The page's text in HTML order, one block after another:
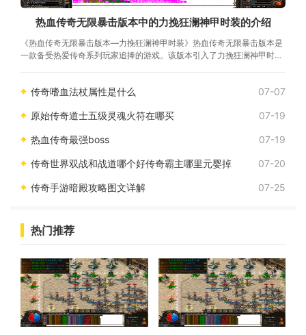
热血传奇无限暴击版本中的力挽狂澜神甲时装的介绍
《热血传奇无限暴击版本—力挽狂澜神甲时装》热血传奇无限暴击版本是
一款备受热爱传奇系列玩家追捧的游戏。该版本引入了力挽狂澜神甲时
传奇嗜血法杖属性是什么 07-07
原始传奇道士五级灵魂火符在哪买 07-19
热血传奇最强boss 07-19
传奇世界双战和战道哪个好传奇霸主哪里元婴掉 07-20
传奇手游暗殿攻略图文详解 07-25
热门推荐